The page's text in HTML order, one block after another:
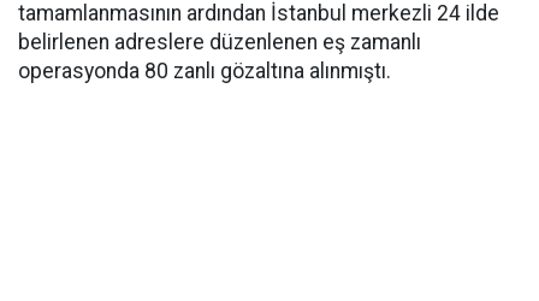
tamamlanmasının ardından İstanbul merkezli 24 ilde
belirlenen adreslere düzenlenen eş zamanlı
operasyonda 80 zanlı gözaltına alınmıştı.